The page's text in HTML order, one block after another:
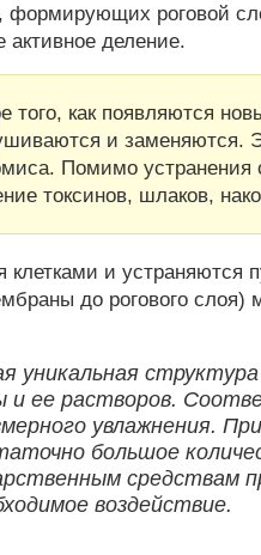
формирующих роговой
деление.
того, как появляются
и заменяются.
Помимо устранения
токсинов, шлаков,
клетками и
до рогового
уникальная
и ее растворов.
увлажнения.
большое
средствам
воздействие.